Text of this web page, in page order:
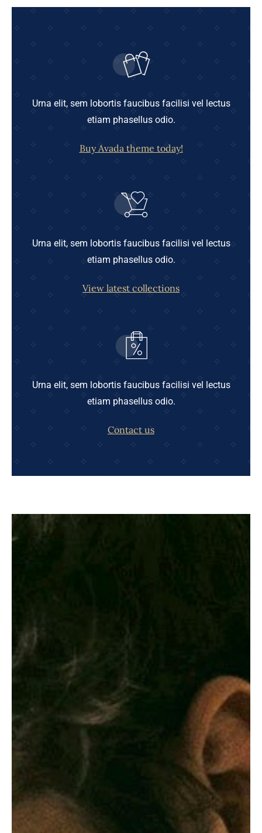
Urna elit, sem lobortis faucibus facilisi vel lectus
etiam phasellus odio.
Buy Avada theme today!
Urna elit, sem lobortis faucibus facilisi vel lectus
etiam phasellus odio.
View latest collections
Urna elit, sem lobortis faucibus facilisi vel lectus
etiam phasellus odio.
Contact us